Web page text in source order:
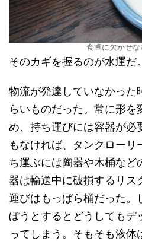
食卓に欠かせ
そのカギを握るのが水運だ。
物流が発達していなかった
らいものだった。常に形を
め、持ち運びには容器が必
もなければ、タンクロー
ち運ぶには陶器や木桶など
器は輸送中に破損するリス
運びはもっぱら桶だった。
ぼうとするとどうしてもデ
ってしまう。そもそも液